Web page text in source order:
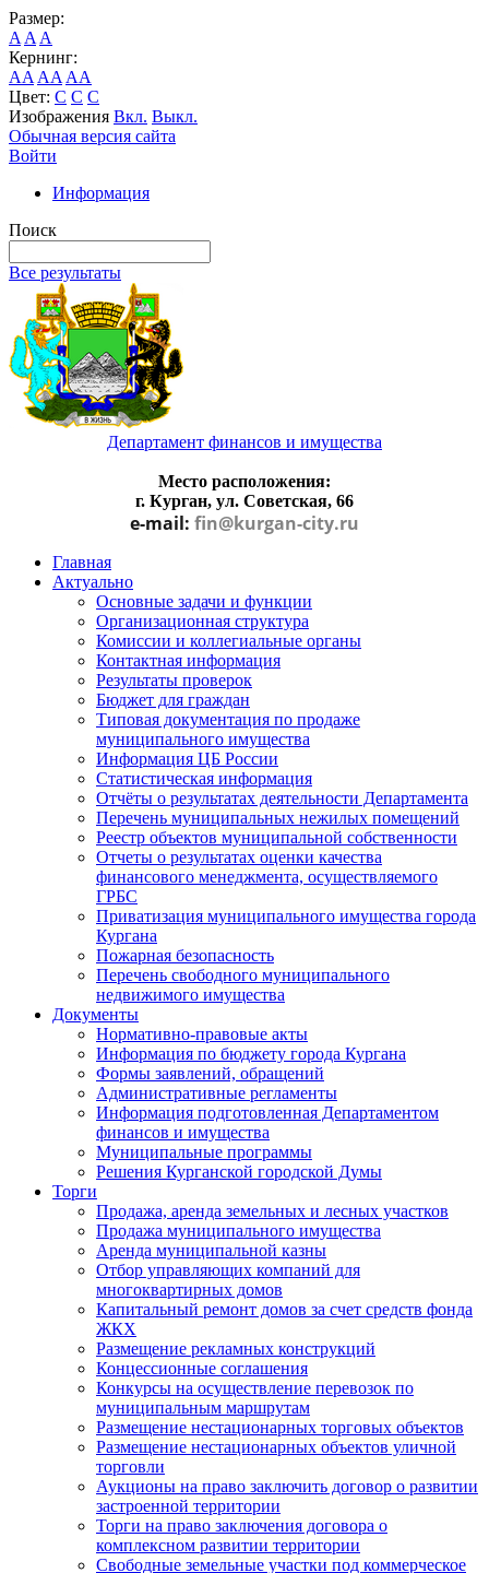
Размер:
A A A
Кернинг:
AA AA AA
Цвет: C C C
Изображения Вкл. Выкл.
Обычная версия сайта
Войти
Информация
Поиск
Все результаты
Департамент финансов и имущества
Место расположения:
г. Курган, ул. Советская, 66
e-mail: fin@kurgan-city.ru
Главная
Актуально
Основные задачи и функции
Организационная структура
Комиссии и коллегиальные органы
Контактная информация
Результаты проверок
Бюджет для граждан
Типовая документация по продаже
муниципального имущества
Информация ЦБ России
Статистическая информация
Отчёты о результатах деятельности Департамента
Перечень муниципальных нежилых помещений
Реестр объектов муниципальной собственности
Отчеты о результатах оценки качества
финансового менеджмента, осуществляемого
ГРБС
Приватизация муниципального имущества города
Кургана
Пожарная безопасность
Перечень свободного муниципального
недвижимого имущества
Документы
Нормативно-правовые акты
Информация по бюджету города Кургана
Формы заявлений, обращений
Административные регламенты
Информация подготовленная Департаментом
финансов и имущества
Муниципальные программы
Решения Курганской городской Думы
Торги
Продажа, аренда земельных и лесных участков
Продажа муниципального имущества
Аренда муниципальной казны
Отбор управляющих компаний для
многоквартирных домов
Капитальный ремонт домов за счет средств фонда
ЖКХ
Размещение рекламных конструкций
Концессионные соглашения
Конкурсы на осуществление перевозок по
муниципальным маршрутам
Размещение нестационарных торговых объектов
Размещение нестационарных объектов уличной
торговли
Аукционы на право заключить договор о развитии
застроенной территории
Торги на право заключения договора о
комплексном развитии территории
Свободные земельные участки под коммерческое